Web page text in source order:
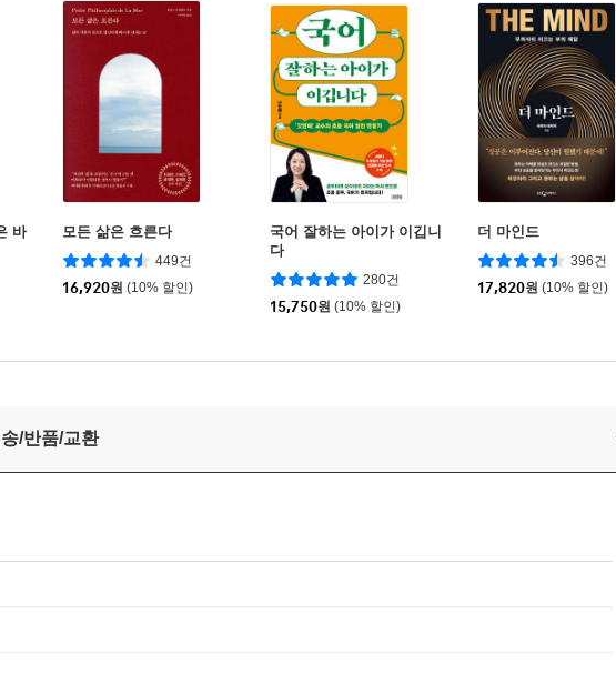
바
모든 삶은 흐른다
449건
16,920원 (10% 할인)
국어 잘하는 아이가 이깁니
다
280건
15,750원 (10% 할인)
더 마인드
396건
17,820원 (10% 할인)
/반품/교환